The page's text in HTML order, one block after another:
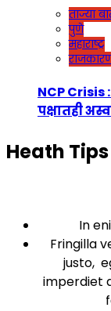
ताज्या
पुणे
महाराष्ट्र
NCP Crisis
पक्षातही
Heath Tips
In
Fringilla
justo,
imperdiet